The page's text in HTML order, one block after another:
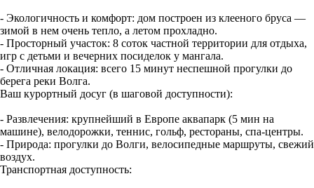
- Экологичность и комфорт: дом построен из клееного бруса —
зимой в нем очень тепло, а летом прохладно.
- Просторный участок: 8 соток частной территории для отдыха,
игр с детьми и вечерних посиделок у мангала.
- Отличная локация: всего 15 минут неспешной прогулки до
берега реки Волга.
Ваш курортный досуг (в шаговой доступности):
- Развлечения: крупнейший в Европе аквапарк (5 мин на
машине), велодорожки, теннис, гольф, рестораны, спа-центры.
- Природа: прогулки до Волги, велосипедные маршруты, свежий
воздух.
Транспортная доступность: